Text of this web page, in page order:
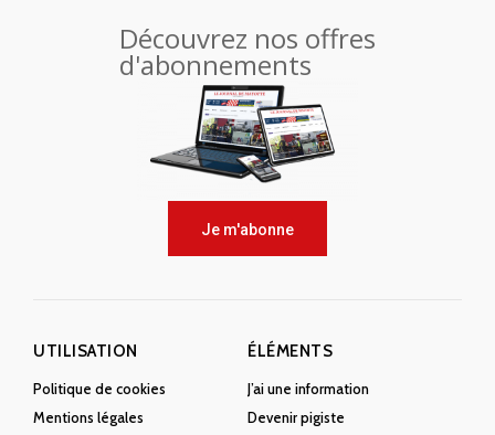
Découvrez nos offres
d'abonnements
Je m'abonne
UTILISATION
Politique de cookies
Mentions légales
ÉLÉMENTS
J’ai une information
Devenir pigiste